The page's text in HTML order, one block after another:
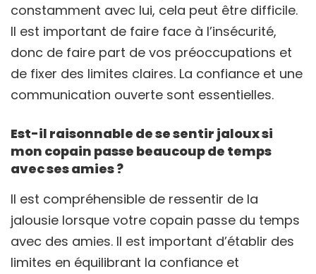
constamment avec lui, cela peut être difficile.
Il est important de faire face à l’insécurité,
donc de faire part de vos préoccupations et
de fixer des limites claires. La confiance et une
communication ouverte sont essentielles.
Est-il raisonnable de se sentir jaloux si
mon copain passe beaucoup de temps
avec ses amies ?
Il est compréhensible de ressentir de la
jalousie lorsque votre copain passe du temps
avec des amies. Il est important d’établir des
limites en équilibrant la confiance et